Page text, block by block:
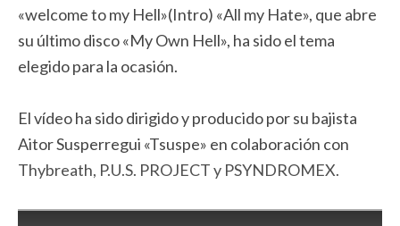
«welcome to my Hell»(Intro) «All my Hate», que abre
su último disco «My Own Hell», ha sido el tema
elegido para la ocasión.
El vídeo ha sido dirigido y producido por su bajista
Aitor Susperregui «Tsuspe» en colaboración con
Thybreath, P.U.S. PROJECT y PSYNDROMEX.